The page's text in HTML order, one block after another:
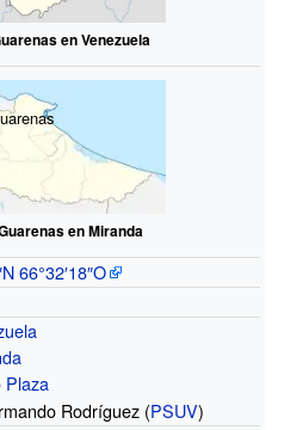
en Venezuela
en Miranda
66°32′18″O
Plaza
Rodríguez (PSUV)